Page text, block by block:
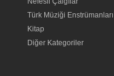
Türk Müziği Enstrümanları
Kitap
Diğer Kategoriler